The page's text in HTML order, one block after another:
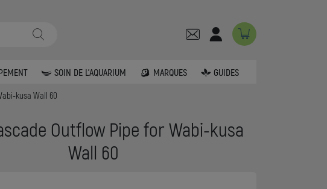
SOIN DE L'AQUARIUM MARQUES GUIDES
kusa Wall 60
Outflow Pipe for Wabi-kusa
Wall 60